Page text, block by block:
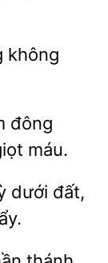
đông
đất,